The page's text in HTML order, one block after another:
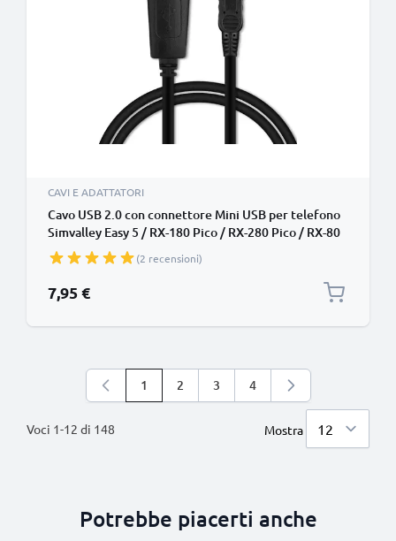
CAVI E ADATTATORI
Cavo USB 2.0 con connettore Mini USB per telefono
Simvalley Easy 5 / RX-180 Pico / RX-280 Pico / RX-80
Pico / SX-325 / SX-330 filo di 1m cavetto dati &
ricarica 1A in PVC nero per cellulare
(2 recensioni)
7,95 €
Voci 1-12 di 148
Stai leggendo la pagina
1 Pagina
2 Pagina
3 Pagina
4
Mostra
Potrebbe piacerti anche